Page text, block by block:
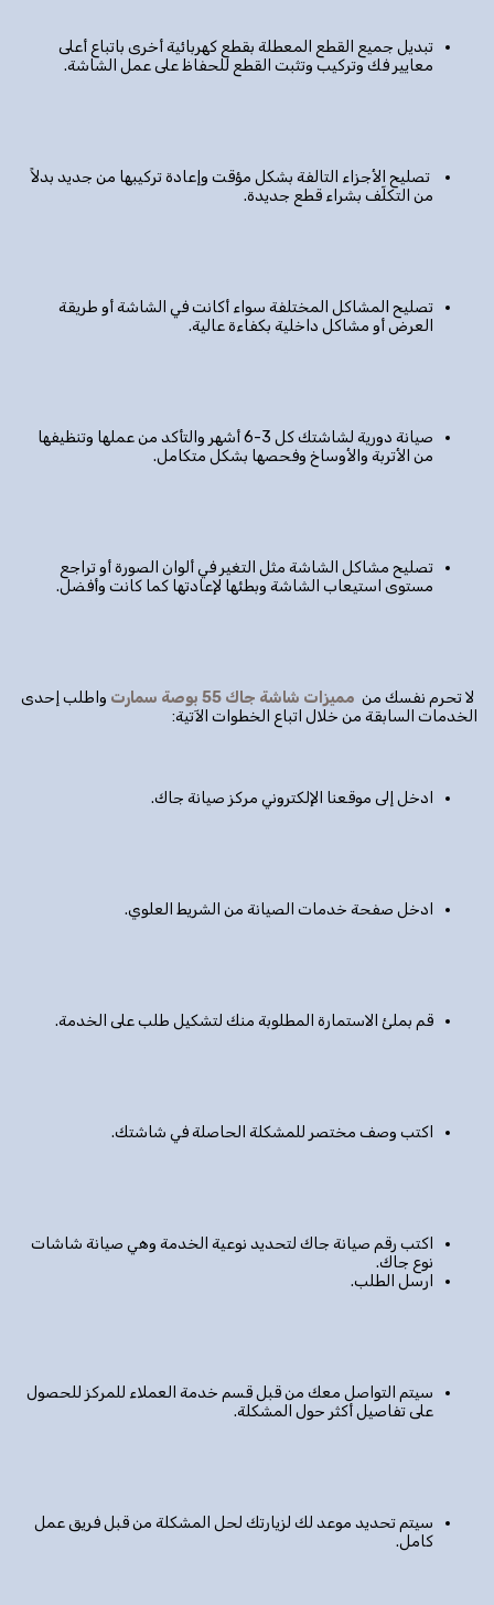
تبديل جميع القطع المعطلة بقطع كهربائية أخرى باتباع أعلى
معايير فك وتركيب وتثبت القطع للحفاظ على عمل الشاشة.
تصليح الأجزاء التالفة بشكل مؤقت وإعادة تركيبها من جديد بدلاً
من التكلّف بشراء قطع جديدة.
تصليح المشاكل المختلفة سواء أكانت في الشاشة أو طريقة
العرض أو مشاكل داخلية بكفاءة عالية.
صيانة دورية لشاشتك كل 3-6 أشهر والتأكد من عملها وتنظيفها
من الأتربة والأوساخ وفحصها بشكل متكامل.
تصليح مشاكل الشاشة مثل التغير في ألوان الصورة أو تراجع
مستوى استيعاب الشاشة وبطئها لإعادتها كما كانت وأفضل.
لا تحرم نفسك من مميزات شاشة جاك 55 بوصة سمارت
واطلب إحدى
الخدمات السابقة من خلال اتباع الخطوات الآتية:
ادخل إلى موقعنا الإلكتروني مركز صيانة جاك.
ادخل صفحة خدمات الصيانة من الشريط العلوي.
قم بملئ الاستمارة المطلوبة منك لتشكيل طلب على الخدمة.
اكتب وصف مختصر للمشكلة الحاصلة في شاشتك.
اكتب رقم صيانة جاك لتحديد نوعية الخدمة وهي صيانة شاشات
نوع جاك.
ارسل الطلب.
سيتم التواصل معك من قبل قسم خدمة العملاء للمركز للحصول
على تفاصيل أكثر حول المشكلة.
سيتم تحديد موعد لك لزيارتك لحل المشكلة من قبل فريق عمل
كامل.